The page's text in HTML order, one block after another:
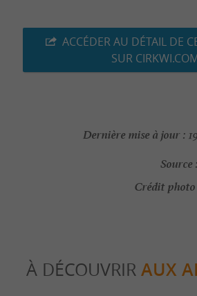
ACCÉDER AU DÉTAIL DE
SUR
Dernière mise à jour :
Source :
Crédit
À DÉCOUVRIR AUX